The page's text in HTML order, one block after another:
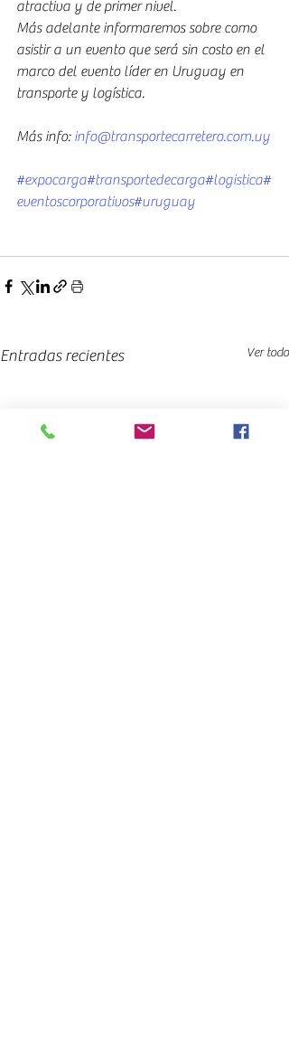
atractiva y de primer nivel.
Más adelante informaremos sobre como
asistir a un evento que será sin costo en el
marco del evento líder en Uruguay en
transporte y logística.
Más info: info@transportecarretero.com.uy
#expocarga#transportedecarga#logistica#
eventoscorporativos#uruguay
Entradas recientes Ver todo